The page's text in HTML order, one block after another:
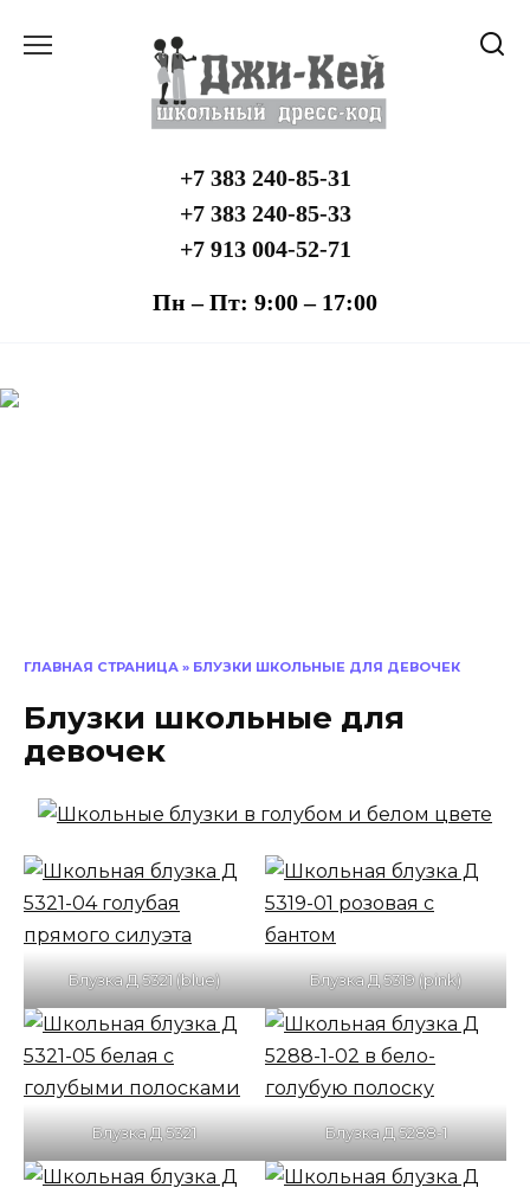
+7 383 240-85-31
+7 383 240-85-33
+7 913 004-52-71
Пн – Пт: 9:00 – 17:00
ГЛАВНАЯ СТРАНИЦА » БЛУЗКИ ШКОЛЬНЫЕ ДЛЯ ДЕВОЧЕК
Блузки школьные для
девочек
Блузка Д 5321 (blue) Блузка Д 5319 (pink)
Блузка Д 5321 Блузка Д 5288-1